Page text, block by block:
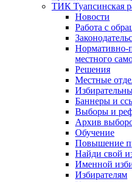
ТИК Туапсинская
Новости
Работа с
Нормативно-
местного
Решения
Местные
Баннеры и
Выборы и
Архив
Обучение
Повышение
Найди свой
Именной
Избирателям